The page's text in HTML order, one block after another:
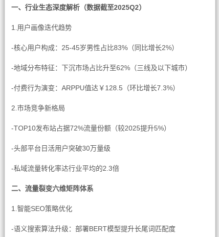
一、行业生态深度解析（数据截至2025Q2）
1.用户画像迭代趋势
-核心用户构成：25-45岁男性占比83%（同比增长2%）
-地域分布特征：下沉市场占比升至62%（三线及以下城市）
-付费行为演变：ARPPU值达￥128.5（环比增长7.3%）
2.市场竞争新格局
-TOP10发布站占据72%流量份额（较2025提升5%）
-头部平台日活用户突破30万量级
-私域流量转化率达行业平均的2.3倍
二、流量裂变六维矩阵体系
1.智能SEO策略优化
-语义搜索算法升级：部署BERT模型提升长尾词匹配度